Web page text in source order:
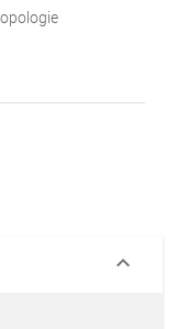
keyboard_arrow_down